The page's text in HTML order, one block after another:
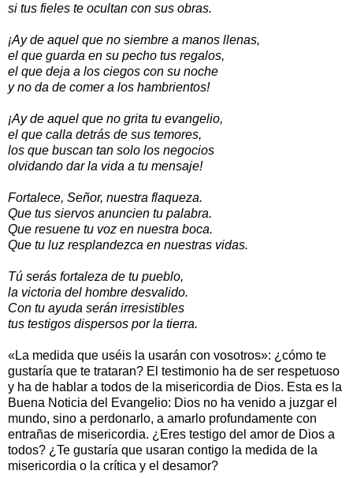
si tus fieles te ocultan con sus obras.
¡Ay de aquel que no siembre a manos llenas,
el que guarda en su pecho tus regalos,
el que deja a los ciegos con su noche
y no da de comer a los hambrientos!
¡Ay de aquel que no grita tu evangelio,
el que calla detrás de sus temores,
los que buscan tan solo los negocios
olvidando dar la vida a tu mensaje!
Fortalece, Señor, nuestra flaqueza.
Que tus siervos anuncien tu palabra.
Que resuene tu voz en nuestra boca.
Que tu luz resplandezca en nuestras vidas.
Tú serás fortaleza de tu pueblo,
la victoria del hombre desvalido.
Con tu ayuda serán irresistibles
tus testigos dispersos por la tierra.
«La medida que uséis la usarán con vosotros»: ¿cómo te
gustaría que te trataran? El testimonio ha de ser respetuoso
y ha de hablar a todos de la misericordia de Dios. Esta es la
Buena Noticia del Evangelio: Dios no ha venido a juzgar el
mundo, sino a perdonarlo, a amarlo profundamente con
entrañas de misericordia. ¿Eres testigo del amor de Dios a
todos? ¿Te gustaría que usaran contigo la medida de la
misericordia o la crítica y el desamor?